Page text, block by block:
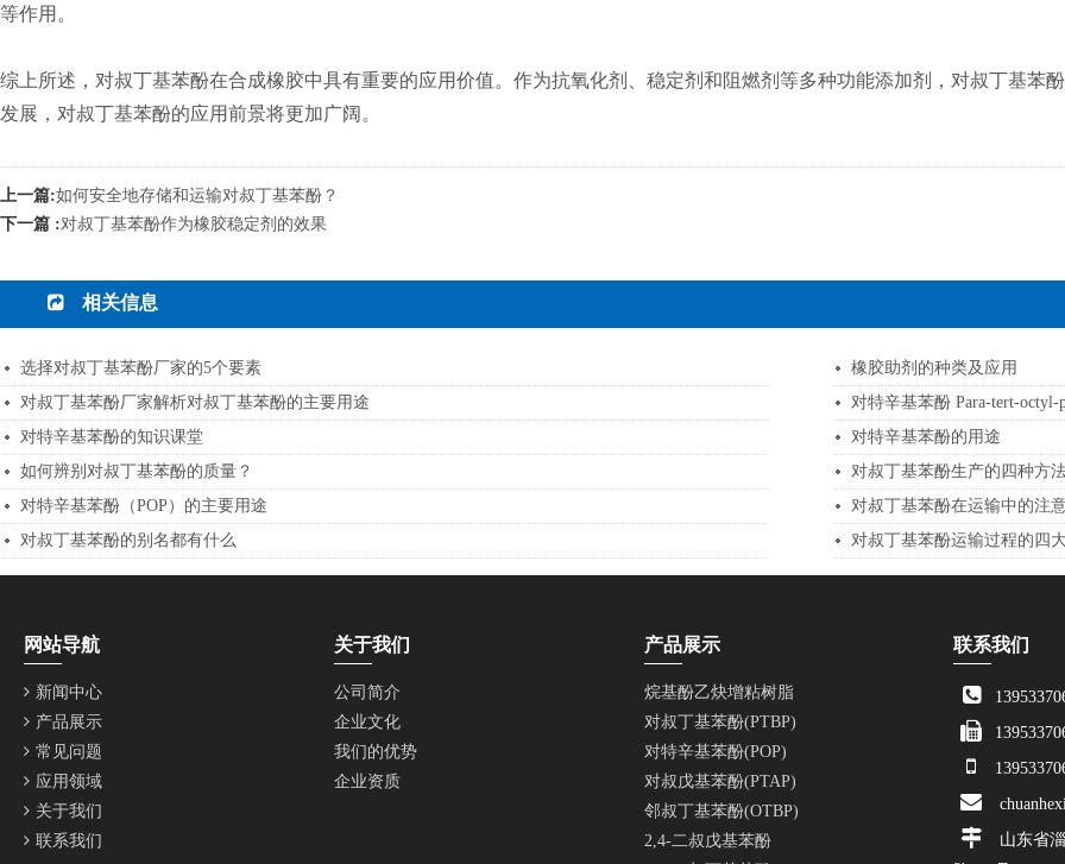
等作用。
综上所述，对叔丁基苯酚在合成橡胶中具有重要的应用价值。作为抗氧化剂、稳定剂和阻燃剂等多种功能添加剂，对叔丁基苯
发展，对叔丁基苯酚的应用前景将更加广阔。
上一篇:如何安全地存储和运输对叔丁基苯酚？
下一篇 :对叔丁基苯酚作为橡胶稳定剂的效果
相关信息
选择对叔丁基苯酚厂家的5个要素
橡胶助剂的种类及应用
对叔丁基苯酚厂家解析对叔丁基苯酚的主要用途
对特辛基苯酚 Para-tert-octyl-
对特辛基苯酚的知识课堂
对特辛基苯酚的用途
如何辨别对叔丁基苯酚的质量？
对叔丁基苯酚生产的四种方
对特辛基苯酚（POP）的主要用途
对叔丁基苯酚在运输中的注
对叔丁基苯酚的别名都有什么
对叔丁基苯酚运输过程的四
网站导航
新闻中心
产品展示
常见问题
应用领域
关于我们
联系我们
关于我们
公司简介
企业文化
我们的优势
企业资质
产品展示
烷基酚乙炔增粘树脂
对叔丁基苯酚(PTBP)
对特辛基苯酚(POP)
对叔戊基苯酚(PTAP)
邻叔丁基苯酚(OTBP)
2,4-二叔戊基苯酚
联系我们
山东省